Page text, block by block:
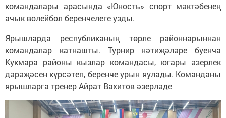
командалары арасында «Юность» спорт мәктәбенең
ачык волейбол беренчелеге узды.
Ярышларда республиканың төрле районнарыннан
командалар катнашты. Турнир нәтиҗәләре буенча
Кукмара районы кызлар командасы, югары әзерлек
дәрәҗәсен күрсәтеп, беренче урын яулады. Команданы
ярышларга тренер Айрат Вахитов әзерләде